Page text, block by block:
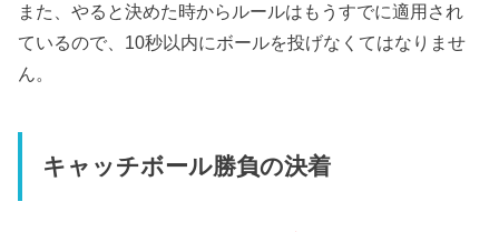
また、やると決めた時からルールはもうすでに適用され
ているので、10秒以内にボールを投げなくてはなりませ
ん。
キャッチボール勝負の決着